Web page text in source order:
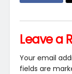
Leave a
Your email
fields are